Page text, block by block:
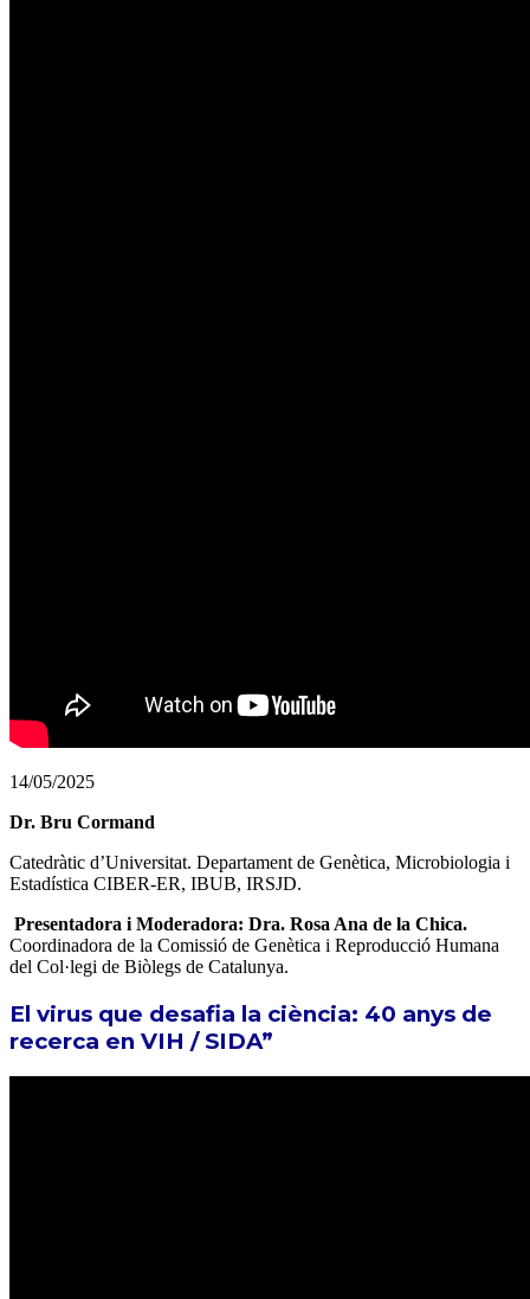
14/05/2025
Dr. Bru Cormand
Catedràtic d’Universitat. Departament de Genètica, Microbiologia i
Estadística CIBER-ER, IBUB, IRSJD.
Presentadora i Moderadora: Dra. Rosa Ana de la Chica.
Coordinadora de la Comissió de Genètica i Reproducció Humana
del Col·legi de Biòlegs de Catalunya.
El virus que desafia la ciència: 40 anys de
recerca en VIH / SIDA”